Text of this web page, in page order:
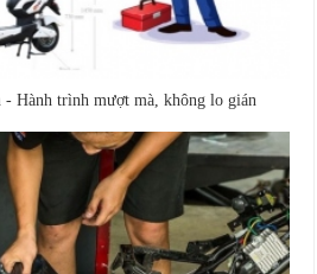
Hành trình mượt mà, không lo gián